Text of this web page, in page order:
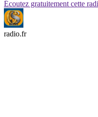
Écoutez gratuitement cette
radio.fr